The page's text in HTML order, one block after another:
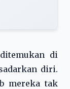
di
diri.
mereka tak